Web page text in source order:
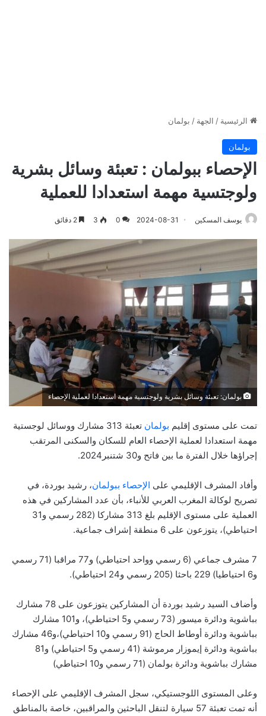
الرئيسية / الجهة / بولمان
بولمان
الإحصاء ببولمان : تعبئة وسائل بشرية
ولوجتسية مهمة استعدادا للعملية
يوسف المسكين 2024-08-31
0
3
بولمان: تعبئة وسائل بشرية ولوجتسية مهمة استعدادا لعملية الإحصاء
تمت على مستوى إقليم بولمان
تعبئة 313 مشارك ووسائل لوجستية
مهمة استعدادا لعملية الإحصاء العام للسكان والسكنى المرتقب
إجراؤها خلال الفترة ما بين فاتح و30 شتنبر2024.
وأفاد المشرف الإقليمي على الإحصاء ببولمان، رشيد بوردة، في
تصريح لوكالة المغرب العربي للأنباء، بأن عدد المشاركين في هذه
العملية على مستوى الإقليم بلغ 313 مشاركا (282 رسمي و31
احتياطي)، يتوزعون على 6 منطقة إشراف جماعية.
7 مشرف جماعي (6 رسمي وواحد احتياطي) و77 مراقبا (71 رسمي
و6 احتياطيا) 229 باحثا (205 رسمي و24 احتياطي).
وأضاف السيد رشيد بوردة أن المشاركين يتوزعون على 78 مشارك
بباشوية ودائرة ميسور (73 رسمي و5 احتياطي)، و101 مشارك
بباشوية ودائرة أوطاط الحاج (91 رسمي و10 احتياطي)،و46 مشارك
بباشوية ودائرة إيموزار مرموشة (41 رسمي و5 احتياطي) و81
مشارك بباشوية ودائرة بولمان (71 رسمي و10 احتياطي)
وعلى المستوى اللوجستيكي، سجل المشرف الإقليمي على الإحصاء
أنه تمت تعبئة 57 سيارة لتنقل الباحثين والمراقبين، خاصة بالمناطق